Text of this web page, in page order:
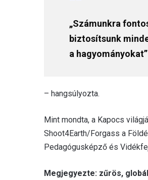
„Számunkra
biztosítsunk
a hagyományokat”
– hangsúlyozta.
Mint mondta, a Kapocs
Shoot4Earth/Forgass a
Pedagógusképző és
Megjegyezte: zűrös,